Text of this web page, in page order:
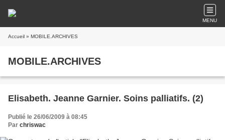
MENU
Accueil » MOBILE.ARCHIVES
MOBILE.ARCHIVES
Elisabeth. Jeanne Garnier. Soins palliatifs. (2)
Publié le 26/06/2009 à 08:45
Par chriswac